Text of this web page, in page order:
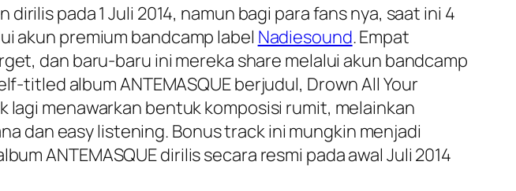
pada 1 Juli 2014, namun bagi para fans nya, saat ini 4
akun premium bandcamp label Nadiesound. Empat
dan baru-baru ini mereka share melalui akun bandcamp
titled album ANTEMASQUE berjudul, Drown All Your
menawarkan bentuk komposisi rumit, melainkan
dan easy listening. Bonus track ini mungkin menjadi
ANTEMASQUE dirilis secara resmi pada awal Juli 2014